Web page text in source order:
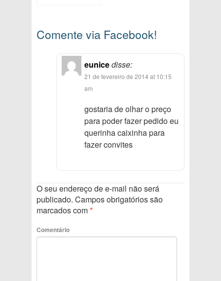
Comente via Facebook!
eunicedisse:
21 de fevereiro de 2014 at 10:15
am
gostaria de olhar o preço
para poder fazer pedido eu
querinha caixinha para
fazer convites
O seu endereço de e-mail não será
publicado. Campos obrigatórios são
marcados com*
Comentário